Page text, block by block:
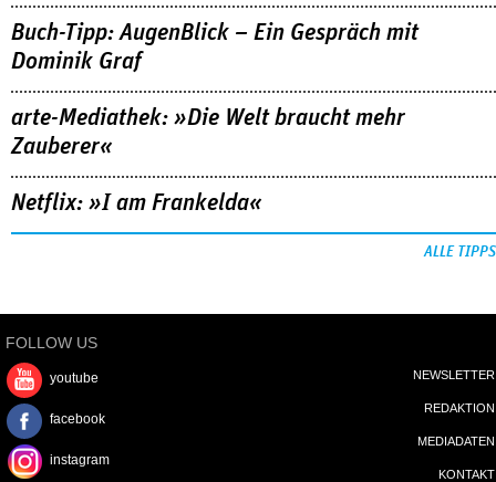
Buch-Tipp: AugenBlick – Ein Gespräch mit
Dominik Graf
arte-Mediathek: »Die Welt braucht mehr
Zauberer«
Netflix: »I am Frankelda«
ALLE TIPPS
FOLLOW US
youtube
facebook
instagram
NEWSLETTER
REDAKTION
MEDIADATEN
KONTAKT